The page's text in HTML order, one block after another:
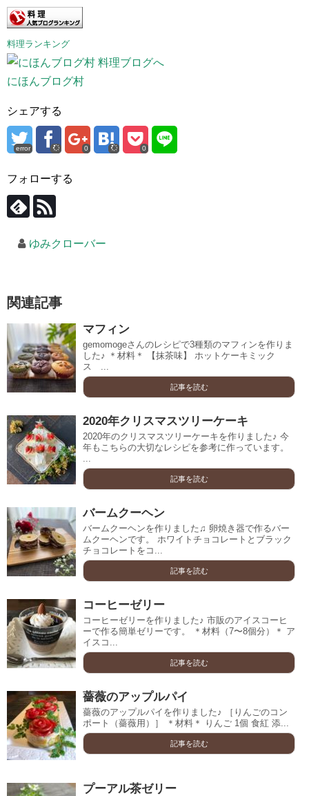
料理ランキング
にほんブログ村
シェアする
error 0 0
フォローする
ゆみクローバー
関連記事
マフィン
gemomogeさんのレシピで3種類のマフィンを作りま
した♪ ＊材料＊ 【抹茶味】 ホットケーキミック
ス ...
記事を読む
2020年クリスマスツリーケーキ
2020年のクリスマスツリーケーキを作りました♪ 今
年もこちらの大切なレシピを参考に作っています。
記事を読む
バームクーヘン
バームクーヘンを作りました♫ 卵焼き器で作るバー
ムクーヘンです。 ホワイトチョコレートとブラック
チョコレートをコ...
記事を読む
コーヒーゼリー
コーヒーゼリーを作りました♪ 市販のアイスコーヒ
ーで作る簡単ゼリーです。 ＊材料（7〜8個分）＊ ア
イスコ...
記事を読む
薔薇のアップルパイ
薔薇のアップルパイを作りました♪ ［りんごのコン
ポート（薔薇用）］ ＊材料＊ りんご 1個 食紅 添...
記事を読む
プーアル茶ゼリー